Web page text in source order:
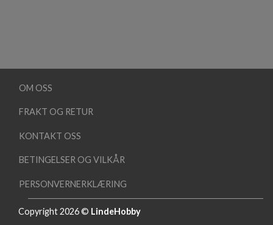
OM OSS
FRAKT OG RETUR
KONTAKT OSS
BETINGELSER OG VILKÅR
PERSONVERNERKLÆRING
Copyright 2026 © LindeHobby